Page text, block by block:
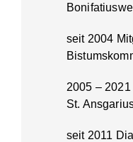
seit 2004
2005 –
St.
seit 2011